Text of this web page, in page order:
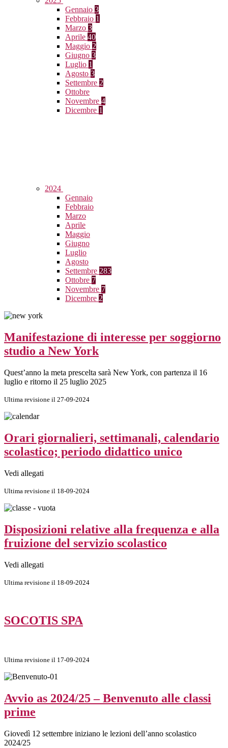
Gennaio 3
Febbraio 1
Marzo 3
Aprile 40
Maggio 2
Giugno 3
Luglio 1
Agosto 3
Settembre 2
Ottobre
Novembre 4
Dicembre 1
2024
Gennaio
Febbraio
Marzo
Aprile
Maggio
Giugno
Luglio
Agosto
Settembre 283
Ottobre 7
Novembre 7
Dicembre 2
Manifestazione di interesse per soggiorno
studio a New York
Quest’anno la meta prescelta sarà New York, con partenza il 16
luglio e ritorno il 25 luglio 2025
Ultima revisione il 27-09-2024
Orari giornalieri, settimanali, calendario
scolastico; periodo didattico unico
Vedi allegati
Ultima revisione il 18-09-2024
Disposizioni relative alla frequenza e alla
fruizione del servizio scolastico
Vedi allegati
Ultima revisione il 18-09-2024
SOCOTIS SPA
Ultima revisione il 17-09-2024
Avvio as 2024/25 – Benvenuto alle classi
prime
Giovedì 12 settembre iniziano le lezioni dell’anno scolastico
2024/25